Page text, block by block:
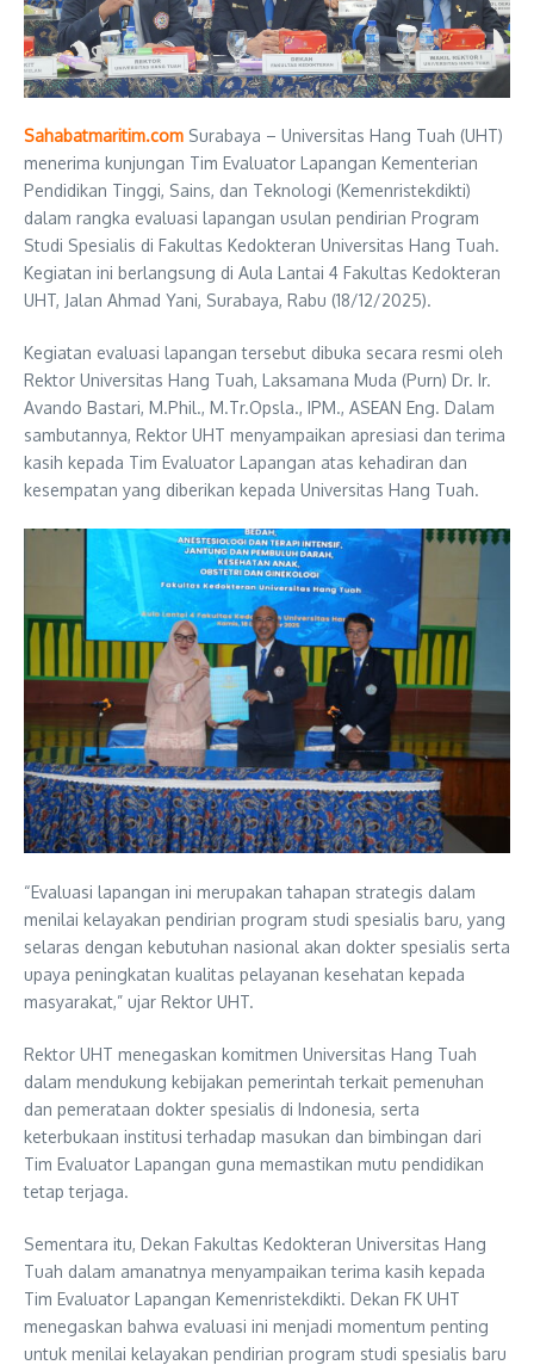
Sahabatmaritim.com Surabaya – Universitas Hang Tuah (UHT)
menerima kunjungan Tim Evaluator Lapangan Kementerian
Pendidikan Tinggi, Sains, dan Teknologi (Kemenristekdikti)
dalam rangka evaluasi lapangan usulan pendirian Program
Studi Spesialis di Fakultas Kedokteran Universitas Hang Tuah.
Kegiatan ini berlangsung di Aula Lantai 4 Fakultas Kedokteran
UHT, Jalan Ahmad Yani, Surabaya, Rabu (18/12/2025).
Kegiatan evaluasi lapangan tersebut dibuka secara resmi oleh
Rektor Universitas Hang Tuah, Laksamana Muda (Purn) Dr. Ir.
Avando Bastari, M.Phil., M.Tr.Opsla., IPM., ASEAN Eng. Dalam
sambutannya, Rektor UHT menyampaikan apresiasi dan terima
kasih kepada Tim Evaluator Lapangan atas kehadiran dan
kesempatan yang diberikan kepada Universitas Hang Tuah.
“Evaluasi lapangan ini merupakan tahapan strategis dalam
menilai kelayakan pendirian program studi spesialis baru, yang
selaras dengan kebutuhan nasional akan dokter spesialis serta
upaya peningkatan kualitas pelayanan kesehatan kepada
masyarakat,” ujar Rektor UHT.
Rektor UHT menegaskan komitmen Universitas Hang Tuah
dalam mendukung kebijakan pemerintah terkait pemenuhan
dan pemerataan dokter spesialis di Indonesia, serta
keterbukaan institusi terhadap masukan dan bimbingan dari
Tim Evaluator Lapangan guna memastikan mutu pendidikan
tetap terjaga.
Sementara itu, Dekan Fakultas Kedokteran Universitas Hang
Tuah dalam amanatnya menyampaikan terima kasih kepada
Tim Evaluator Lapangan Kemenristekdikti. Dekan FK UHT
menegaskan bahwa evaluasi ini menjadi momentum penting
untuk menilai kelayakan pendirian program studi spesialis baru